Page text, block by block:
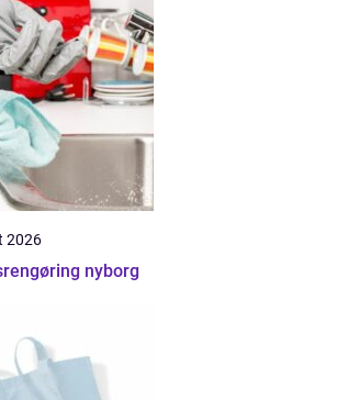
2026
nyborg